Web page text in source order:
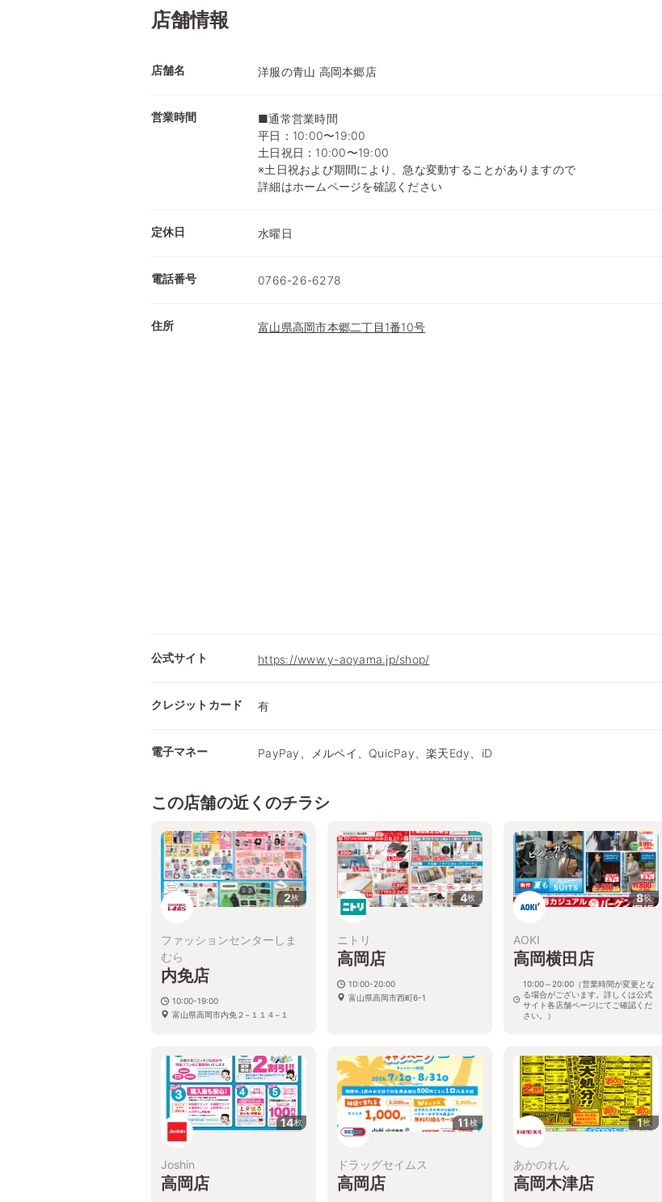
店舗情報
店舗名 洋服の青山 高岡本郷店
営業時間
■通常営業時間
平日：10:00〜19:00
土日祝日：10:00〜19:00
※土日祝および期間により、急な変動することがありますので
詳細はホームページを確認ください
定休日 水曜日
電話番号 0766-26-6278
住所 富山県高岡市本郷二丁目1番10号
公式サイト https://www.y-aoyama.jp/shop/
クレジットカード 有
電子マネー PayPay、メルペイ、QuicPay、楽天Edy、iD
この店舗の近くのチラシ
2枚
ファッションセンターしま
むら
内免店
10:00-19:00
富山県高岡市内免２−１１４−１
4枚
ニトリ
高岡店
10:00-20:00
富山県高岡市西町6-1
8枚
AOKI
高岡横田店
10:00～20:00（営業時間が変更とな
る場合がございます。詳しくは公式
サイト各店舗ページにてご確認くだ
さい。）
14枚
Joshin
高岡店
11枚
ドラッグセイムス
高岡店
1枚
あかのれん
高岡木津店